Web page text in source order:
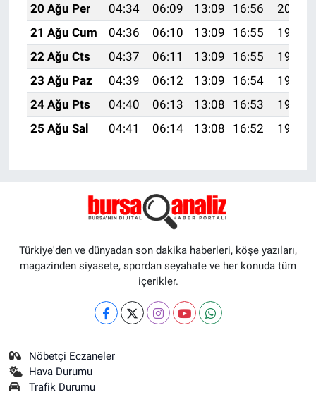
20 Ağu Per
04:34 06:09 13:09 16:56
20:00
21 Ağu Cum
04:36 06:10 13:09 16:55
19:59
22 Ağu Cts
04:37 06:11 13:09 16:55
19:57
23 Ağu Paz
04:39 06:12 13:09 16:54
19:56
24 Ağu Pts
04:40 06:13 13:08 16:53
19:54
25 Ağu Sal
04:41 06:14 13:08 16:52 19:53
Türkiye'den ve dünyadan son dakika haberleri, köşe yazıları,
magazinden siyasete, spordan seyahate ve her konuda tüm
içerikler.
Nöbetçi Eczaneler
Hava Durumu
Trafik Durumu